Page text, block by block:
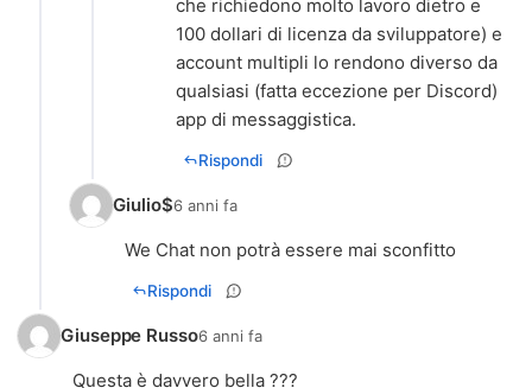
che richiedono molto lavoro dietro e
100 dollari di licenza da sviluppatore) e
account multipli lo rendono diverso da
qualsiasi (fatta eccezione per Discord)
app di messaggistica.
Rispondi
Giulio$6 anni fa
We Chat non potrà essere mai sconfitto
Rispondi
Giuseppe Russo6 anni fa
Questa è davvero bella ???